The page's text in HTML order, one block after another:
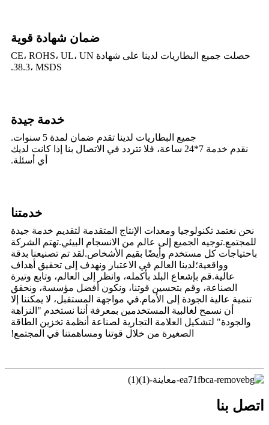
ضمان شهادة قوية
حصلت جميع البطاريات لدينا على شهادة CE، ROHS، UL، UN
38.3، MSDS.
خدمة جيدة
جميع البطاريات لدينا تقدم ضمان لمدة 5 سنوات.
نقدم خدمة 7*24 ساعة، فلا تتردد في الاتصال بنا إذا كانت لديك
أي أسئلة.
خدمتنا
نحن نعتمد تكنولوجيا ومعدات الإنتاج المتقدمة لتقديم خدمة جيدة
للمجتمع.توجيه الجميع إلى عالم من الانسجام البيئي.تهتم الشركة
باحتياجات كل مستخدم وأيضًا بقيم الأشخاص.لقد تم تصنيعنا بدقة
وواقعية؛لدينا العالم في الاعتبار ونهدف إلى تحقيق أهداف
عالية.قم بإشعاع البلد بأكمله، وانظر إلى العالم، وتابع وتيرة
الصناعة، وقم بتحسين قوتنا، ونكون أفضل مؤسسة، ونحقق
تنمية عالية الجودة إلى الأمام.في مواجهة المستقبل، لا يمكننا إلا
أن نسمح لغالبية المستخدمين بمعرفة أننا نستخدم "النزاهة
والجودة" لتشكيل العلامة التجارية لصناعة أنظمة تخزين الطاقة
الصغيرة من خلال قوتنا ومساهمتنا في المجتمع!
اتصل بنا